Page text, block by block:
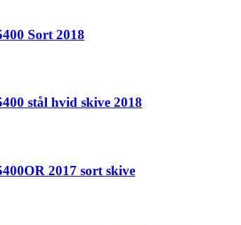
Sort 2018
stål hvid skive 2018
2017 sort skive